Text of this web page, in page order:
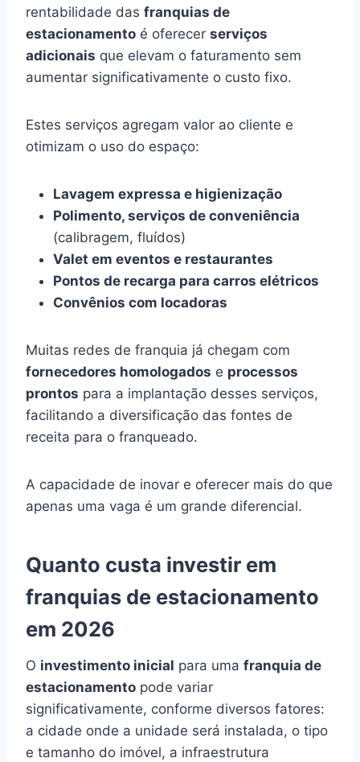
rentabilidade das franquias de
estacionamento é oferecer serviços
adicionais que elevam o faturamento sem
aumentar significativamente o custo fixo.
Estes serviços agregam valor ao cliente e
otimizam o uso do espaço:
Lavagem expressa e higienização
Polimento, serviços de conveniência
(calibragem, fluídos)
Valet em eventos e restaurantes
Pontos de recarga para carros elétricos
Convênios com locadoras
Muitas redes de franquia já chegam com
fornecedores homologados e processos
prontos para a implantação desses serviços,
facilitando a diversificação das fontes de
receita para o franqueado.
A capacidade de inovar e oferecer mais do que
apenas uma vaga é um grande diferencial.
Quanto custa investir em
franquias de estacionamento
em 2026
O investimento inicial para uma franquia de
estacionamento pode variar
significativamente, conforme diversos fatores:
a cidade onde a unidade será instalada, o tipo
e tamanho do imóvel, a infraestrutura